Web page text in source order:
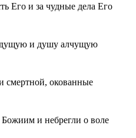
Его и за чудные дела Его
и душу алчущую
смертной, окованные
и небрегли о воле